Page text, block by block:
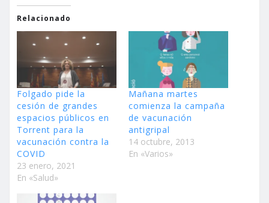
Relacionado
Folgado pide la
cesión de grandes
espacios públicos en
Torrent para la
vacunación contra la
COVID
23 enero, 2021
En «Salud»
Mañana martes
comienza la campaña
de vacunación
antigripal
14 octubre, 2013
En «Varios»